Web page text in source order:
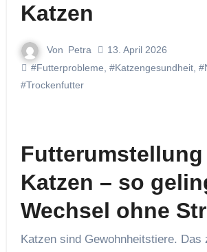
Katzen
Von Petra
13. April 2026
#Futterprobleme #Katzengesundheit,
#Trockenfutter
Futterumstellung
Katzen – so
Wechsel ohne
Katzen sind Gewohnheitstiere. Das zeigt sich